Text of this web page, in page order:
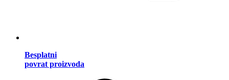
Besplatni
povrat proizvoda